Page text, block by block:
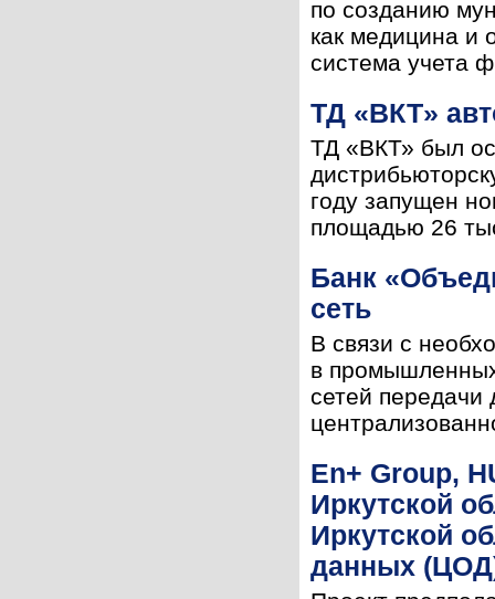
по созданию
как медицина и
система учета
ТД «ВКТ»
ТД «ВКТ» был
году запущен
площадью 26
Банк
сеть
В связи с
в
сетей
En+ Group,
Иркутской
Иркутской
данных